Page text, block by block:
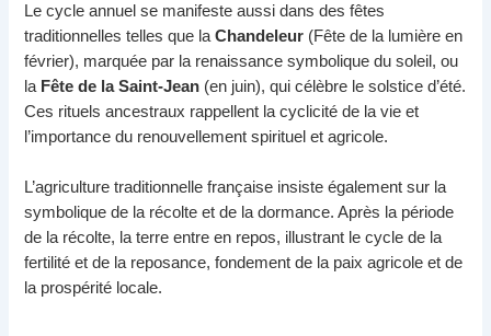
Le cycle annuel se manifeste aussi dans des fêtes
traditionnelles telles que laChandeleur (Fête de la lumière en
février), marquée par la renaissance symbolique du soleil, ou
la Fête de la Saint-Jean (en juin), qui célèbre le solstice d’été.
Ces rituels ancestraux rappellent la cyclicité de la vie et
l’importance du renouvellement spirituel et agricole.
L’agriculture traditionnelle française insiste également sur la
symbolique de la récolte et de la dormance. Après la période
de la récolte, la terre entre en repos, illustrant le cycle de la
fertilité et de la reposance, fondement de la paix agricole et de
la prospérité locale.